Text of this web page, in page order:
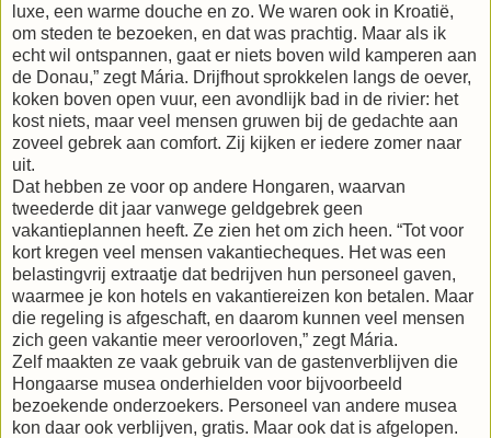
luxe, een warme douche en zo. We waren ook in Kroatië,
om steden te bezoeken, en dat was prachtig. Maar als ik
echt wil ontspannen, gaat er niets boven wild kamperen aan
de Donau,” zegt Mária. Drijfhout sprokkelen langs de oever,
koken boven open vuur, een avondlijk bad in de rivier: het
kost niets, maar veel mensen gruwen bij de gedachte aan
zoveel gebrek aan comfort. Zij kijken er iedere zomer naar
uit.
Dat hebben ze voor op andere Hongaren, waarvan
tweederde dit jaar vanwege geldgebrek geen
vakantieplannen heeft. Ze zien het om zich heen. “Tot voor
kort kregen veel mensen vakantiecheques. Het was een
belastingvrij extraatje dat bedrijven hun personeel gaven,
waarmee je kon hotels en vakantiereizen kon betalen. Maar
die regeling is afgeschaft, en daarom kunnen veel mensen
zich geen vakantie meer veroorloven,” zegt Mária.
Zelf maakten ze vaak gebruik van de gastenverblijven die
Hongaarse musea onderhielden voor bijvoorbeeld
bezoekende onderzoekers. Personeel van andere musea
kon daar ook verblijven, gratis. Maar ook dat is afgelopen.